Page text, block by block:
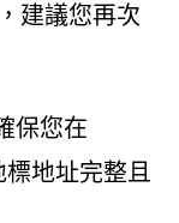
建議您再次
保您在
地址完整且